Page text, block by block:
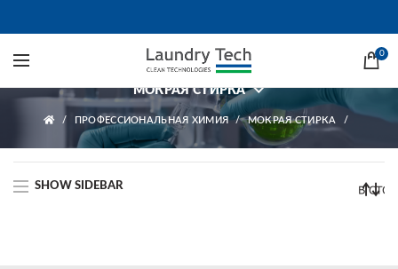
0
Мокрая стирка
МОКРАЯ СТИРКА
ПРОФЕССИОНАЛЬНАЯ ХИМИЯ МОКРАЯ СТИРКА
SHOW SIDEBAR